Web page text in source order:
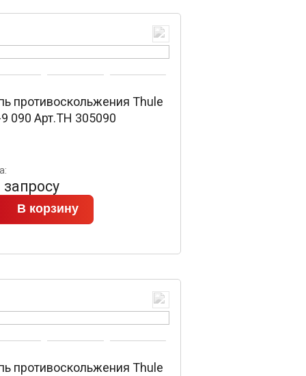
противоскольжения Thule
090 Арт.TH 305090
В корзину
противоскольжения Thule